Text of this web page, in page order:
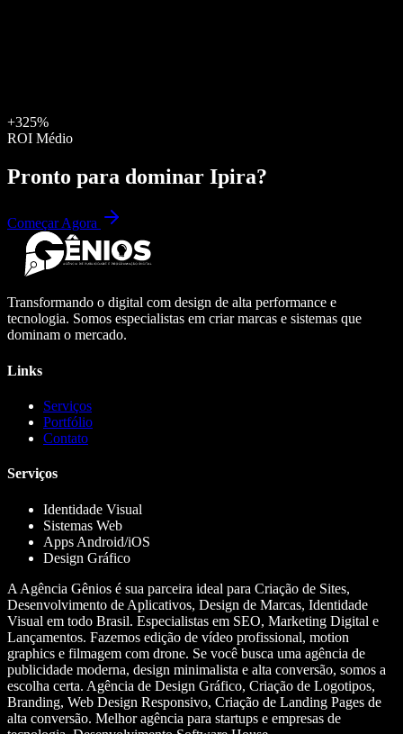
+325%
ROI Médio
Pronto para dominar Ipira?
Começar Agora
Transformando o digital com design de alta performance e
tecnologia. Somos especialistas em criar marcas e sistemas que
dominam o mercado.
Links
Serviços
Portfólio
Contato
Serviços
Identidade Visual
Sistemas Web
Apps Android/iOS
Design Gráfico
A Agência Gênios é sua parceira ideal para Criação de Sites,
Desenvolvimento de Aplicativos, Design de Marcas, Identidade
Visual em todo Brasil. Especialistas em SEO, Marketing Digital e
Lançamentos. Fazemos edição de vídeo profissional, motion
graphics e filmagem com drone. Se você busca uma agência de
publicidade moderna, design minimalista e alta conversão, somos a
escolha certa. Agência de Design Gráfico, Criação de Logotipos,
Branding, Web Design Responsivo, Criação de Landing Pages de
alta conversão. Melhor agência para startups e empresas de